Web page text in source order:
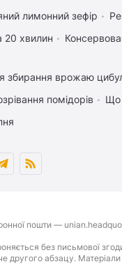
лимонний зефір
20 хвилин
збирання врожаю
помідорів
Що
пошти —
без письмової
другого абзацу.